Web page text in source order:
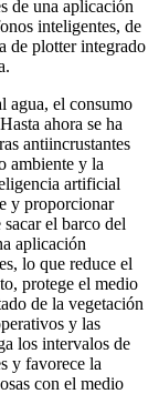
de una aplicación
inteligentes, de
de plotter integrado
agua, el consumo
ahora se ha
antiincrustantes
ambiente y la
artificial
y proporcionar
el barco del
aplicación
lo que reduce el
protege el medio
de la vegetación
y las
los intervalos de
y favorece la
con el medio